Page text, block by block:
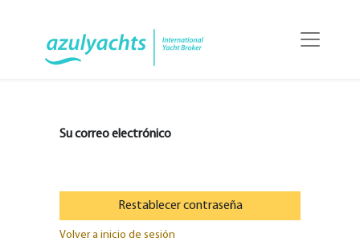
Su correo electrónico
Restablecer contraseña
Volver a inicio de sesión